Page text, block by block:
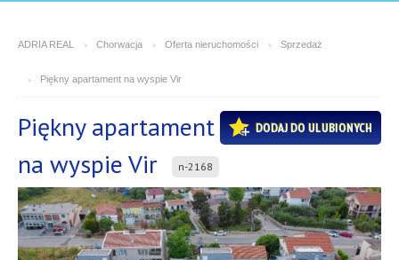
ADRIA REAL Chorwacja Oferta nieruchomości Sprzedaż
Piękny apartament na wyspie Vir
DODAJ DO ULUBIONYCH
Piękny apartament
na wyspie Vir
n-2168